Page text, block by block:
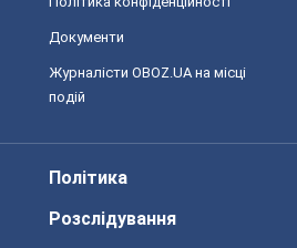
Документи
Журналісти OBOZ.UA на місці
подій
Політика
Розслідування